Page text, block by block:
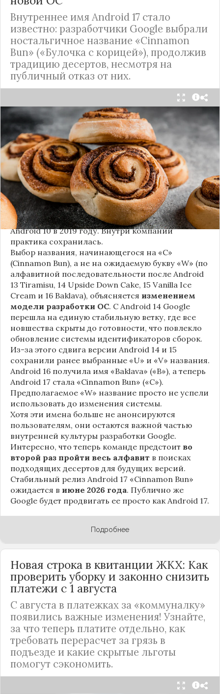
Внутреннее имя Android 17 стало
известно: разработчики Google выбрали
ностальгичное название «Cinnamon
Bun» («Булочка с корицей»), продолжив
традицию десертов, несмотря на
публичный отказ от них.
Стало известно внутреннее кодовое имя
следующей крупной версии Android. Как
сообщают источники, Android 17, релиз которой
ожидается в 2026 году, разрабатывается под
названием«Cinnamon Bun»(«Булочка с
корицей»).
Это решение продолжает знаменитую традицию
Google называть версии Android в честь
сладостей и десертов (Cupcake, Donut, KitKat и
т.д.), хотя компанияпрекратила публично
использовать эти именас момента выхода
Android 10 в 2019 году. Внутри компании
практика сохранилась.
Выбор названия, начинающегося на «C»
(Cinnamon Bun), а не на ожидаемую букву «W» (по
алфавитной последовательности после Android
13 Tiramisu, 14 Upside Down Cake, 15 Vanilla Ice
Cream и 16 Baklava), объясняется изменением
модели разработки ОС. С Android 14 Google
перешла на единую стабильную ветку, где все
новшества скрыты до готовности, что повлекло
обновление системы идентификаторов сборок.
Из-за этого сдвига версии Android 14 и 15
сохранили ранее выбранные «U» и «V» названия.
Android 16 получила имя «Baklava» («B»), а теперь
Android 17 стала «Cinnamon Bun» («C»).
Предполагаемое «W» название просто не успели
использовать до изменения системы.
Хотя эти имена больше не анонсируются
пользователям, они остаются важной частью
внутренней культуры разработки Google.
Интересно, что теперь команде предстоит во
второй раз пройти весь алфавит в поисках
подходящих десертов для будущих версий.
Стабильный релиз Android 17 «Cinnamon Bun»
ожидается в июне 2026 года. Публично же
Google будет продвигать ее просто как Android 17.
Подробнее
Новая строка в квитанции ЖКХ: Как
проверить уборку и законно снизить
платежи с 1 августа
С августа в платежках за «коммуналку»
появились важные изменения! Узнайте,
за что теперь платите отдельно, как
требовать перерасчет за грязь в
подъезде и какие скрытые льготы
помогут сэкономить.